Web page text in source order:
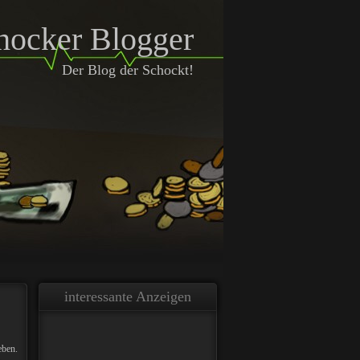
Blogger
Der Blog der Schockt!
interessante Anzeigen